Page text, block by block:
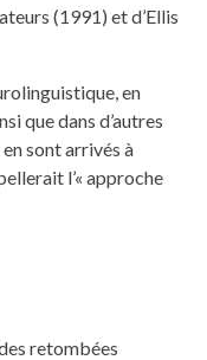
(1991) et d’Ellis
en
que dans d’autres
sont arrivés à
l’« approche
retombées